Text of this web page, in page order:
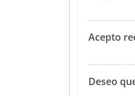
Acepto
Deseo